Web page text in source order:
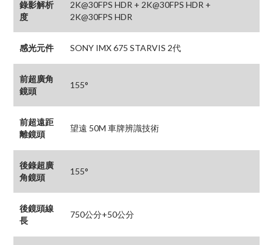
錄影解析
度
2K@30FPS HDR + 2K@30FPS HDR +
2K@30FPS HDR
感光元件 SONY IMX 675 STARVIS 2代
前超廣角
鏡頭
155°
前超遠距
離鏡頭
望遠 50M 車牌辨識技術
後錄超廣
角鏡頭
155°
後鏡頭線
長
750公分+50公分